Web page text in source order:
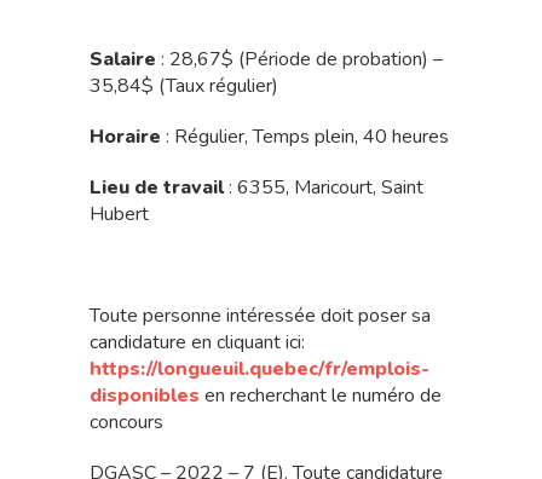
Salaire : 28,67$ (Période de probation) –
35,84$ (Taux régulier)
Horaire : Régulier, Temps plein, 40 heures
Lieu de travail: 6355, Maricourt, Saint
Hubert
Toute personne intéressée doit poser sa
candidature en cliquant ici:
https://longueuil.quebec/fr/emplois-
disponibles en recherchant le numéro de
concours
DGASC – 2022 – 7 (E). Toute candidature